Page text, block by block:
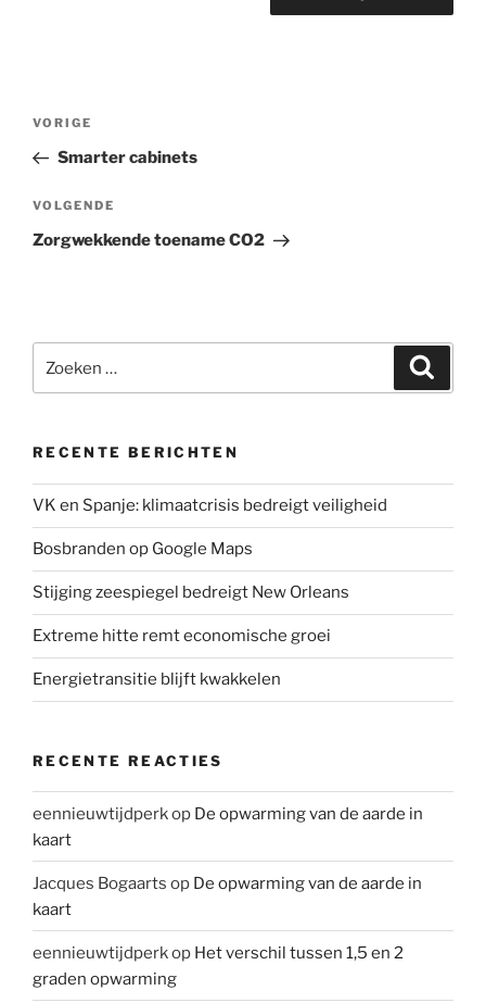
Bericht
Vorig
bericht
VORIGE
Smarter cabinets
Volgend
bericht
VOLGENDE
Zorgwekkende toename CO2
naar:
RECENTE BERICHTEN
VK en Spanje: klimaatcrisis bedreigt veiligheid
Bosbranden op Google Maps
Stijging zeespiegel bedreigt New Orleans
Extreme hitte remt economische groei
Energietransitie blijft kwakkelen
RECENTE REACTIES
eennieuwtijdperkop De opwarming van de aarde in
kaart
Jacques Bogaarts op De opwarming van de aarde in
kaart
eennieuwtijdperkop Het verschil tussen 1,5 en 2
graden opwarming